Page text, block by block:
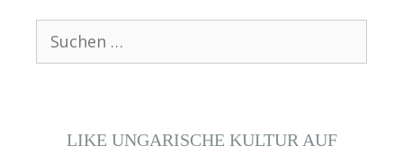
Suchen
nach:
LIKE UNGARISCHE KULTUR AUF